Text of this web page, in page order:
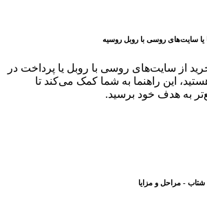
یا سایت‌های روسی با روبل روسیه
از سایت‌های روسی با روبل یا پرداخت در
این راهنما به شما کمک می‌کند تا
به هدف خود برسید.
شتاب - مراحل و مزایا